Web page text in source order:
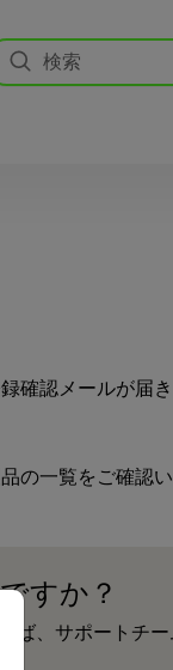
確認メールが届き
の一覧をご確認い
すか？
ば、サポートチ